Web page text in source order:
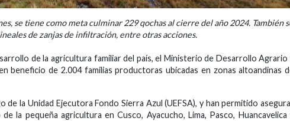
se tiene como meta culminar 229 qochas al cierre del año 2024. También
de zanjas de infiltración, entre otras acciones.
de la agricultura familiar del país, el Ministerio de Desarrollo Agrario
beneficio de 2.004 familias productoras ubicadas en zonas altoandinas
la Unidad Ejecutora Fondo Sierra Azul (UEFSA), y han permitido
la pequeña agricultura en Cusco, Ayacucho, Lima, Pasco, Huancavelica